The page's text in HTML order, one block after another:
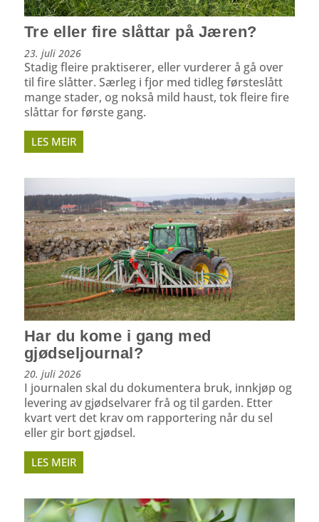
Tre eller fire slåttar på Jæren?
23. juli 2026
Stadig fleire praktiserer, eller vurderer å gå over
til fire slåtter. Særleg i fjor med tidleg førsteslått
mange stader, og nokså mild haust, tok fleire fire
slåttar for første gang.
LES MEIR
Har du kome i gang med
gjødseljournal?
20. juli 2026
I journalen skal du dokumentera bruk, innkjøp og
levering av gjødselvarer frå og til garden. Etter
kvart vert det krav om rapportering når du sel
eller gir bort gjødsel.
LES MEIR